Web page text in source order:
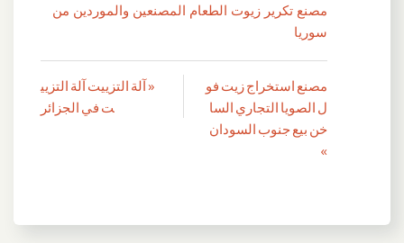
مصنع تكرير زيوت الطعام المصنعين والموردين من
سوريا
تصفّح
المقالات
« آلة التزييت آلة التزيي
ت في الجزائر
مصنع استخراج زيت فو
ل الصويا التجاري السا
خن بيع جنوب السودان
»